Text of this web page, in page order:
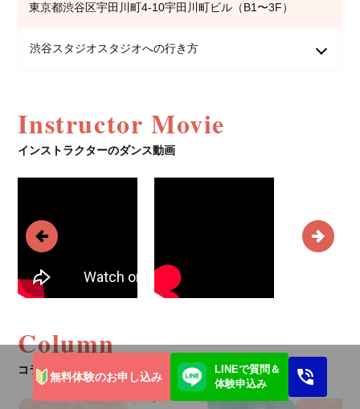
無料体験のお申し込み
LINEで質問＆
体験申込み
東京都渋谷区宇田川町4-10宇田川町ビル（B1〜3F）
渋谷スタジオスタジオへの行き方
Instructor Movie
インストラクターのダンス動画
Column
コラム一覧